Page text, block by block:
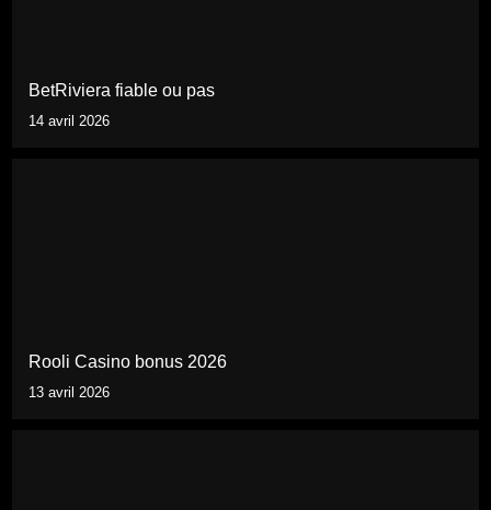
BetRiviera fiable ou pas
14 avril 2026
Rooli Casino bonus 2026
13 avril 2026